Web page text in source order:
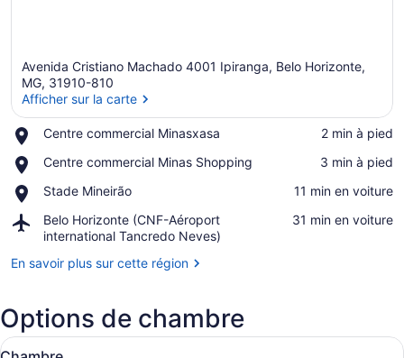
Afficher sur la carte
Avenida Cristiano Machado 4001 Ipiranga, Belo Horizonte,
MG, 31910-810
Afficher sur la carte
Centre commercial Minasxasa
Place,
commercial
‪2 min à pied‬
Centre commercial Minas Shopping
Place,
commercial
Shopping
‪3 min à pied‬
Stade Mineirão
Place,
Mineirão
‪11 min en voiture‬
Belo Horizonte (CNF-Aéroport
international Tancredo Neves)
Airport,
Belo
(CNF-
Tancredo
Neves)
‪31 min en voiture‬
En savoir plus sur cette région
Options de chambre
Afficher
Literie hypoallergénique, lit avec
4